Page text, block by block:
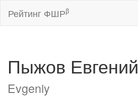
Рейтинг ФШРβ
Пыжов Евгений
Evgeniy